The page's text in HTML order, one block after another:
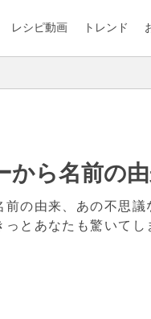
レシピ動画 トレンド
ら名前の
の由来、あの不思
とあなたも驚いてし